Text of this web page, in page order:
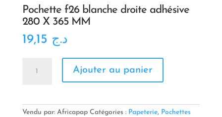
Pochette f26 blanche droite adhésive
280 X 365 MM
د.ج
droite
Ajouter au panier
Vendu par: Africapap Catégories : Papeterie, Pochettes